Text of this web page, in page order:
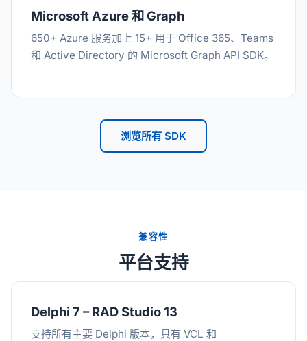
Microsoft Azure 和 Graph
650+ Azure 服务加上 15+ 用于 Office 365、Teams
和 Active Directory 的 Microsoft Graph API SDK。
浏览所有 SDK
兼容性
平台支持
Delphi 7 – RAD Studio 13
支持所有主要 Delphi 版本，具有 VCL 和